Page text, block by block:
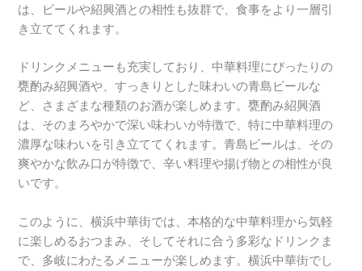
は、ビールや紹興酒との相性も抜群で、食事をより一層引
き立ててくれます。
ドリンクメニューも充実しており、中華料理にぴったりの
甕酌み紹興酒や、すっきりとした味わいの青島ビールな
ど、さまざまな種類のお酒が楽しめます。甕酌み紹興酒
は、そのまろやかで深い味わいが特徴で、特に中華料理の
濃厚な味わいを引き立ててくれます。青島ビールは、その
爽やかな飲み口が特徴で、辛い料理や揚げ物との相性が良
いです。
このように、横浜中華街では、本格的な中華料理から気軽
に楽しめるおつまみ、そしてそれに合う多彩なドリンクま
で、多岐にわたるメニューが楽しめます。横浜中華街でし